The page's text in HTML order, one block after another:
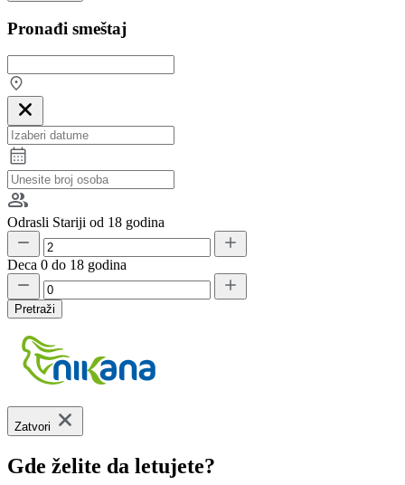
Pronađi smeštaj
Odrasli Stariji od 18 godina
Deca 0 do 18 godina
Pretraži
Zatvori
Gde želite da letujete?